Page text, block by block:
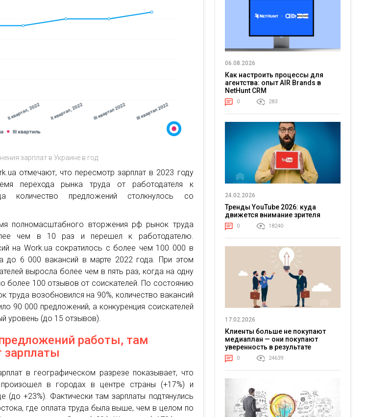
зарплат в Украине в год
отмечают, что пересмотр зарплат в 2023 году
перехода рынка труда от работодателя к
количество предложений столкнулось со
полномасштабного вторжения рф рынок труда
чем в 10 раз и перешел к работодателю.
на Work.ua сократилось с более чем 100 000 в
до 6 000 вакансий в марте 2022 года. При этом
выросла более чем в пять раз, когда на одну
более 100 отзывов от соискателей. По состоянию
труда возобновился на 90%, количество вакансий
90 000 предложений, а конкуренция соискателей
уровень (до 15 отзывов).
работы, там
зарплаты
в географическом разрезе показывает, что
в городах в центре страны (+17%) и
(до +23%). Фактически там зарплаты подтянулись
где оплата труда была выше, чем в целом по
06.08.2026
Как настроить процессы для
агентства: опыт AIR Brands в
NetHunt CRM
0 283
24.02.2026
Тренды YouTube 2026: куда
движется внимание зрителя
0 18240
17.02.2026
Клиенты больше не покупают
медиаплан — они покупают
уверенность в результате
0 24639